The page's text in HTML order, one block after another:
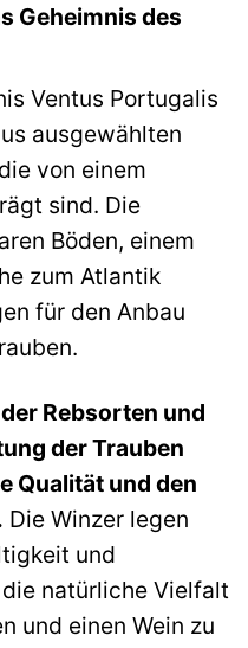
Geheimnis des
Ventus Portugalis
ausgewählten
von einem
sind. Die
Böden, einem
zum Atlantik
für den Anbau
Rebsorten und
der Trauben
Qualität und den
Die Winzer legen
und
natürliche Vielfalt
und einen Wein zu